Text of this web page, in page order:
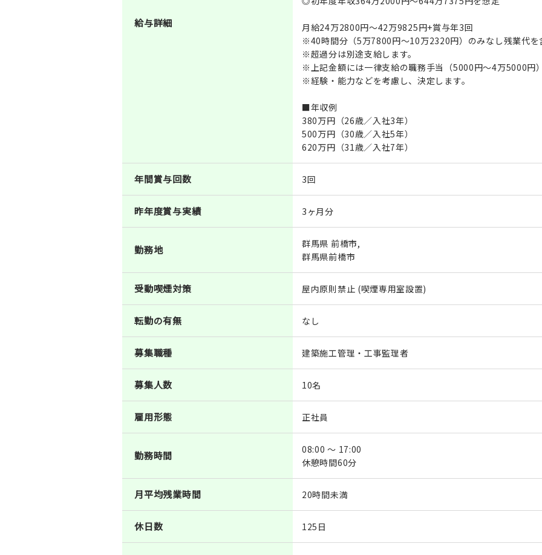
給与詳細
月給24万2800円～42万9825円+賞与年3回
※40時間分（5万7800円～10万2320円）のみなし残業代を
※超過分は別途支給します。
※上記金額には一律支給の職務手当（5000円～4万5000円
※経験・能力などを考慮し、決定します。
■年収例
380万円（26歳／入社3年）
500万円（30歳／入社5年）
620万円（31歳／入社7年）
年間賞与回数 3回
昨年度賞与実績 3ヶ月分
勤務地
群馬県 前橋市,
群馬県前橋市
受動喫煙対策 屋内原則禁止 (喫煙専用室設置)
転勤の有無 なし
募集職種 建築施工管理・工事監理者
募集人数 10名
雇用形態 正社員
勤務時間
08:00 ～ 17:00
休憩時間60分
月平均残業時間 20時間未満
休日数 125日